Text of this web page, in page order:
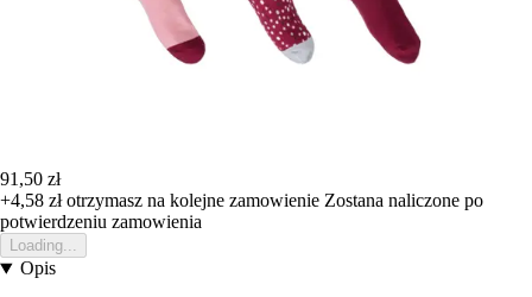
91,50 zł
+4,58 złotrzymasz na kolejne zamowienie Zostana naliczone po
potwierdzeniu zamowienia
Loading...
Opis